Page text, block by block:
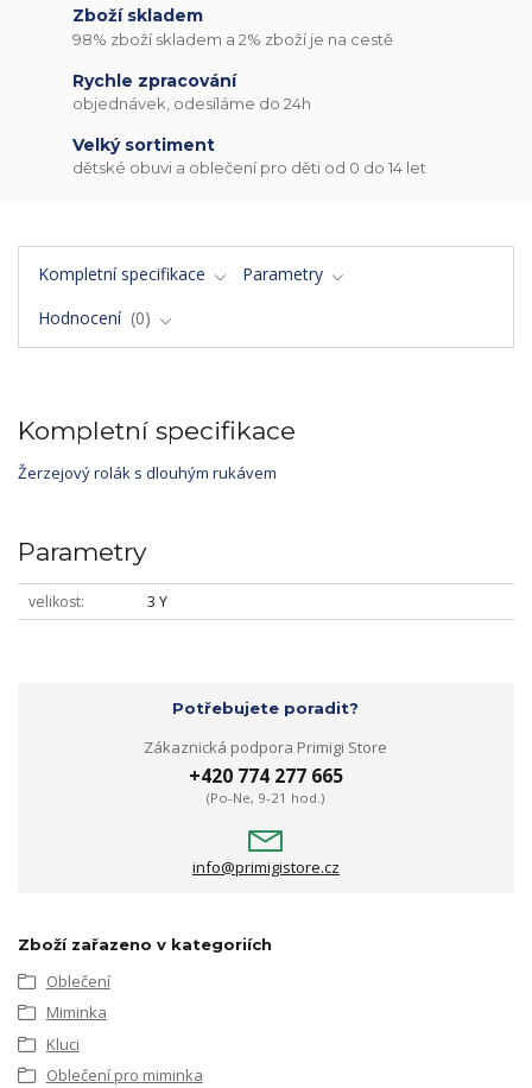
Zboží skladem
98% zboží skladem a 2% zboží je na cestě
Rychle zpracování
objednávek, odesíláme do 24h
Velký sortiment
dětské obuvi a oblečení pro děti od 0 do 14 let
Kompletní specifikace
Parametry
Hodnocení
0
Kompletní specifikace
Žerzejový rolák s dlouhým rukávem
Parametry
velikost 3 Y
Potřebujete poradit?
Zákaznická podpora Primigi Store
+420 774 277 665
(Po-Ne, 9-21 hod.)
info@primigistore.cz
Zboží zařazeno v kategoriích
Oblečení
Miminka
Kluci
Oblečení pro miminka